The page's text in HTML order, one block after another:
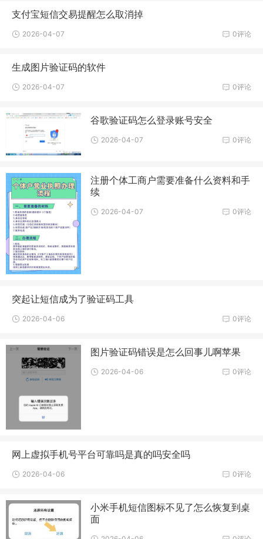
支付宝短信交易提醒怎么取消掉
0评论
2026-04-07
生成图片验证码的软件
0评论
2026-04-07
谷歌验证码怎么登录账号安全
0评论
2026-04-07
注册个体工商户需要准备什么资料和手
续
0评论
2026-04-07
突起让短信成为了验证码工具
0评论
2026-04-06
图片验证码错误是怎么回事儿啊苹果
0评论
2026-04-06
网上虚拟手机号平台可靠吗是真的吗安全吗
0评论
2026-04-06
小米手机短信图标不见了怎么恢复到桌
面